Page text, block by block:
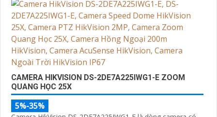
CAMERA HIKVISION DS-2DE7A225IWG1-E ZOOM
QUANG HỌC 25X
5%-35%